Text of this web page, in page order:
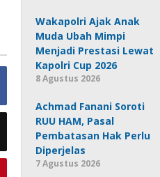
Wakapolri Ajak Anak
Muda Ubah Mimpi
Menjadi Prestasi Lewat
Kapolri Cup 2026
8 Agustus 2026
Achmad Fanani Soroti
RUU HAM, Pasal
Pembatasan Hak Perlu
Diperjelas
7 Agustus 2026